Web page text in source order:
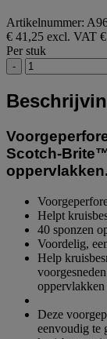
Artikelnummer:
€ 41,25 excl. VAT
Per stuk
-
Scotch-
Helpt
40 sponzen
Voordelig,
Help
Deze
eenvoudig te